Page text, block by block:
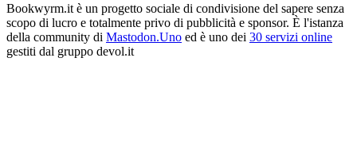
Bookwyrm.it è un progetto sociale di condivisione del sapere senza
scopo di lucro e totalmente privo di pubblicità e sponsor. È l'istanza
della community di Mastodon.Uno ed è uno dei 30 servizi online
gestiti dal gruppo devol.it